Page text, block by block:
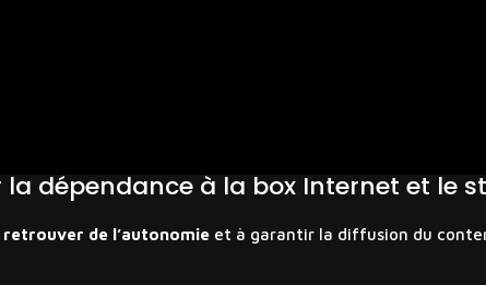
la dépendance à la box Internet et le
retrouver de l’autonomie et à garantir la diffusion du